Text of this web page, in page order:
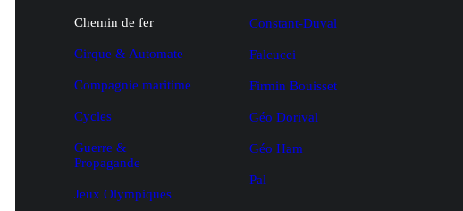
Chemin de fer
Cirque & Automate
Compagnie maritime
Cycles
Guerre &
Propagande
Jeux Olympiques
Constant-Duval
Falcucci
Firmin Bouisset
Géo Dorival
Géo Ham
Pal